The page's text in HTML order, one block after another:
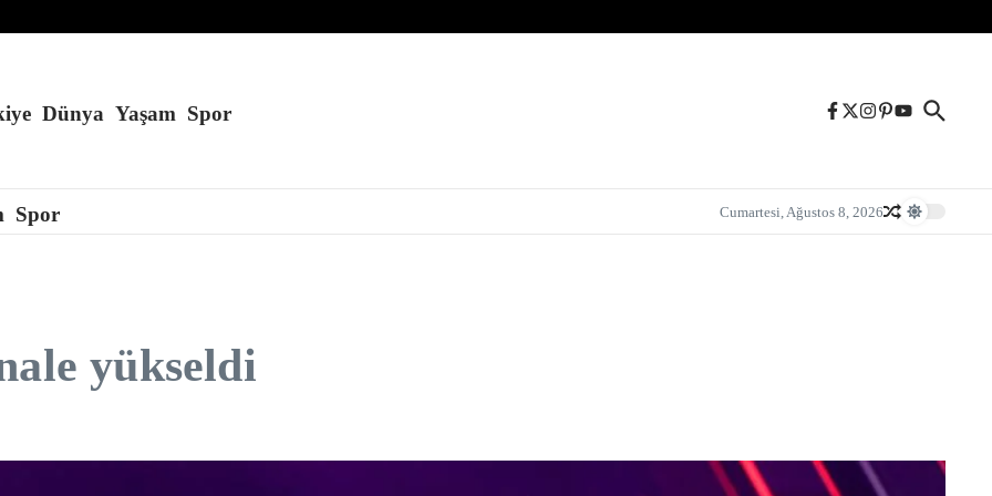
tehdidi altında
Dünya Yaşam Spor
Spor Cumartesi, Ağustos 8, 2026
yükseldi